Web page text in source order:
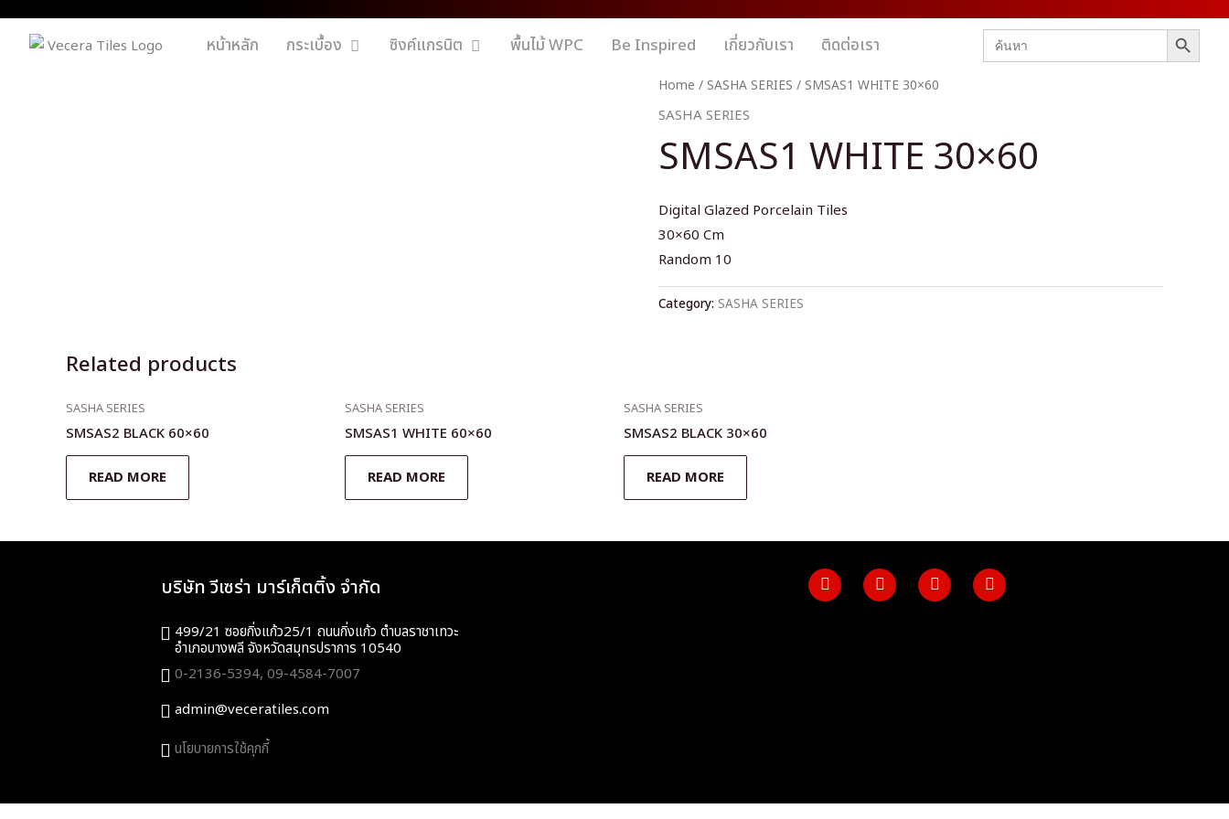
หน้าหลัก กระเบื้อง ซิงค์แกรนิต พื้นไม้ WPC Be Inspired เกี่ยวกับเรา ติดต่อเรา Search
for:
SEARCH BUTTON
Home /SASHA SERIES / SMSAS1 WHITE 30×60
SASHA SERIES
SMSAS1 WHITE 30×60
Digital Glazed Porcelain Tiles
30×60 Cm
Random 10
Category: SASHA SERIES
Related products
SASHA SERIES
SMSAS2 BLACK 60×60
READ MORE
SASHA SERIES
SMSAS1 WHITE 60×60
READ MORE
SASHA SERIES
SMSAS2 BLACK 30×60
READ MORE
บริษัท วีเซร่า มาร์เก็ตติ้ง จำกัด
499/21 ซอยกิ่งแก้ว25/1 ถนนกิ่งแก้ว ตำบลราชาเทวะ
อำเภอบางพลี จังหวัดสมุทรปราการ 10540
0-2136-5394, 09-4584-7007
admin@veceratiles.com
นโยบายการใช้คุกกี้